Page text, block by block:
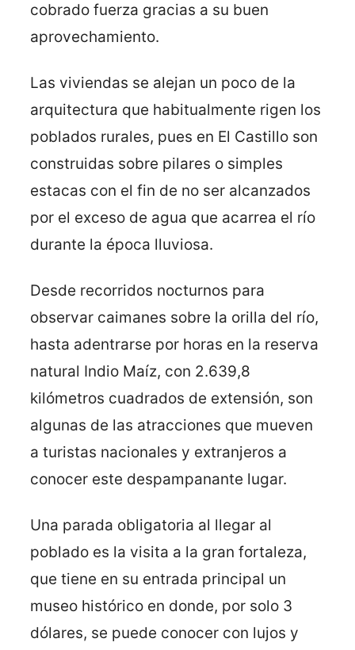
cobrado fuerza gracias a su buen
aprovechamiento.
Las viviendas se alejan un poco de la
arquitectura que habitualmente rigen los
poblados rurales, pues en El Castillo son
construidas sobre pilares o simples
estacas con el fin de no ser alcanzados
por el exceso de agua que acarrea el río
durante la época lluviosa.
Desde recorridos nocturnos para
observar caimanes sobre la orilla del río,
hasta adentrarse por horas en la reserva
natural Indio Maíz, con 2.639,8
kilómetros cuadrados de extensión, son
algunas de las atracciones que mueven
a turistas nacionales y extranjeros a
conocer este despampanante lugar.
Una parada obligatoria al llegar al
poblado es la visita a la gran fortaleza,
que tiene en su entrada principal un
museo histórico en donde, por solo 3
dólares, se puede conocer con lujos y